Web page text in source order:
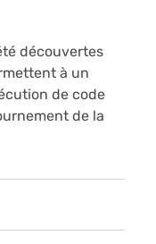
découvertes
à un
de code
de la